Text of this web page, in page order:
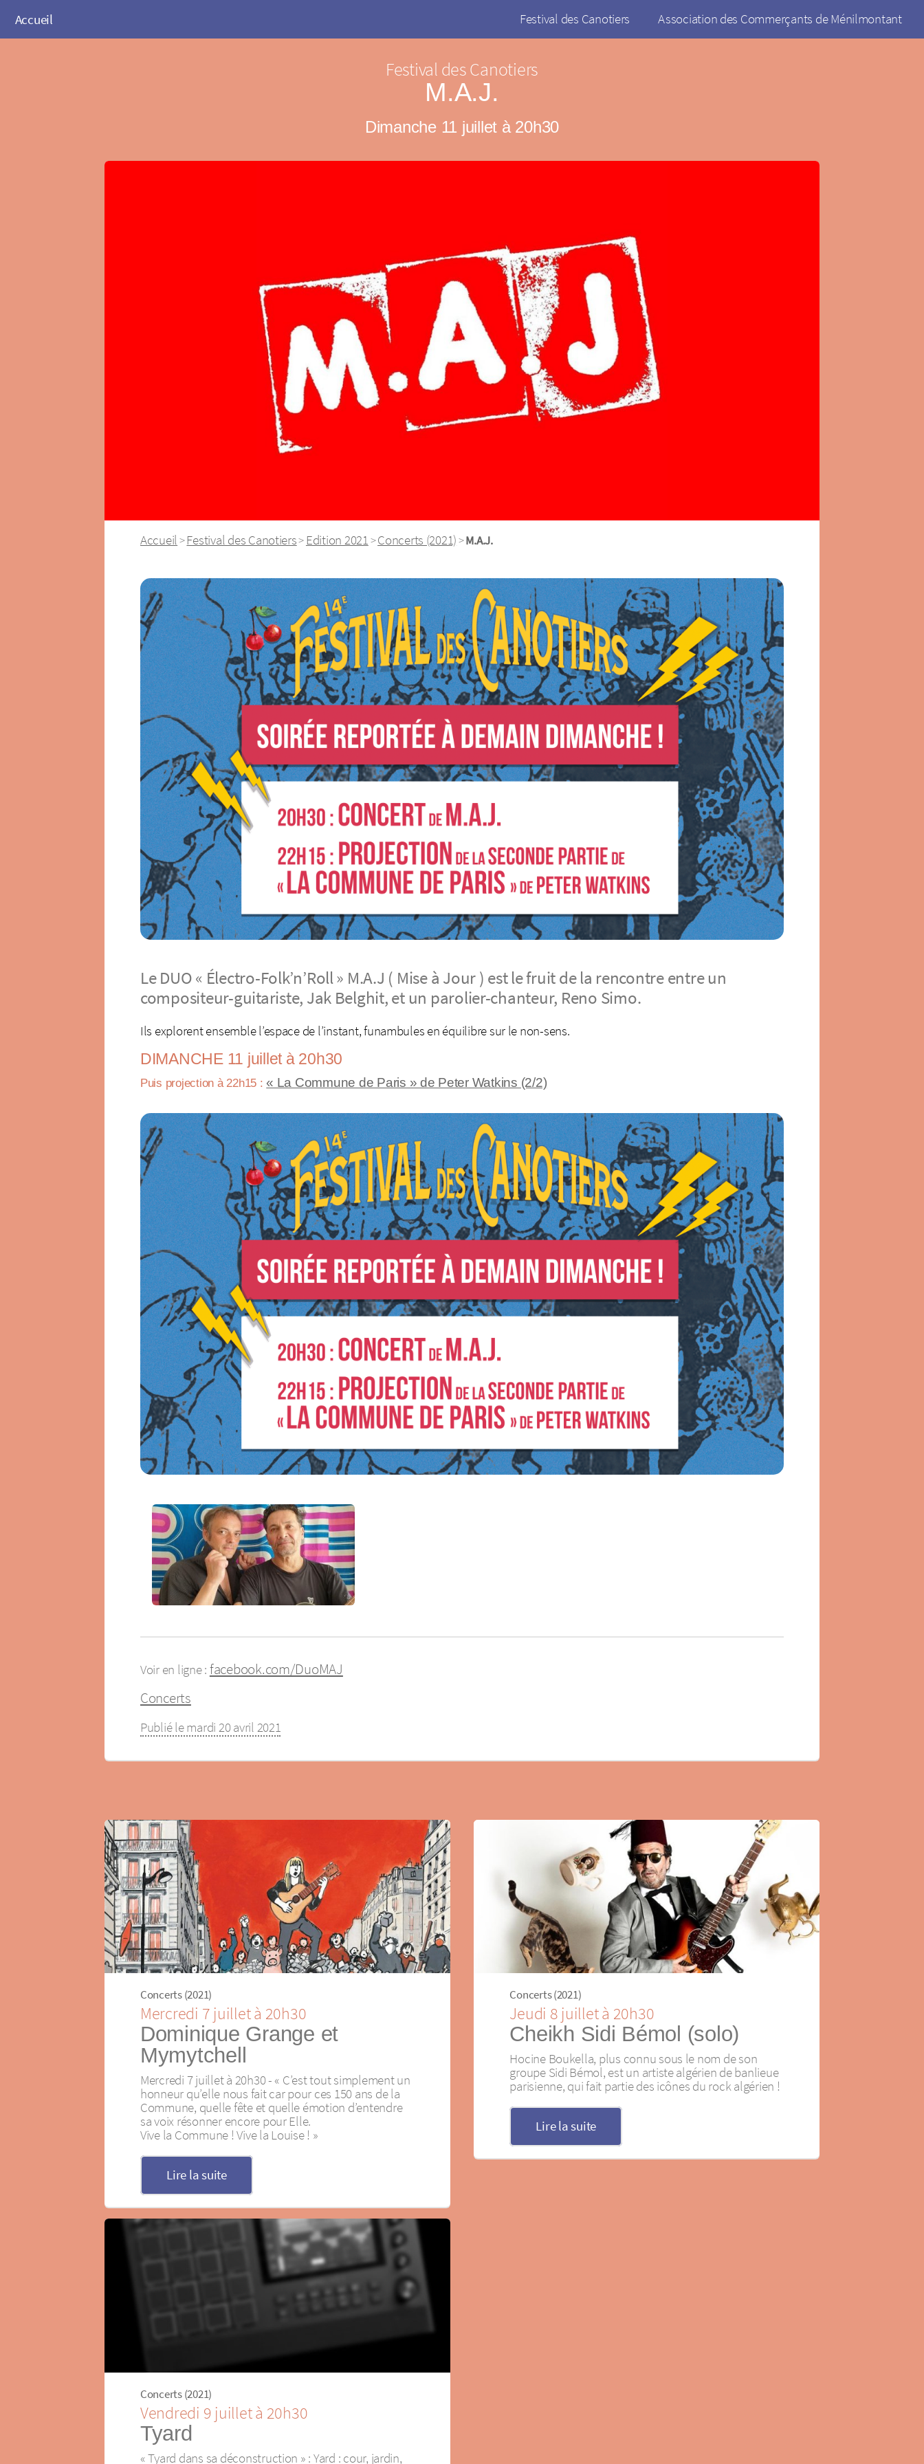
Accueil Festival des Canotiers Association des Commerçants de Ménilmontant
Festival des Canotiers
M.A.J.
Dimanche 11 juillet à 20h30
Accueil >Festival des Canotiers>Edition 2021 >Concerts (2021)>M.A.J.
Le DUO « Électro-Folk’n’Roll » M.A.J ( Mise à Jour ) est le fruit de la rencontre entre un
compositeur-guitariste, Jak Belghit, et un parolier-chanteur, Reno Simo.
Ils explorent ensemble l’espace de l’instant, funambules en équilibre sur le non-sens.
DIMANCHE 11 juillet à 20h30
Puis projection à 22h15 : « La Commune de Paris » de Peter Watkins (2/2)
Voir en ligne : facebook.com/DuoMAJ
Concerts
Publié le mardi 20 avril 2021
Concerts (2021)
Mercredi 7 juillet à 20h30
Dominique Grange et
Mymytchell
Mercredi 7 juillet à 20h30 - « C’est tout simplement un
honneur qu’elle nous fait car pour ces 150 ans de la
Commune, quelle fête et quelle émotion d’entendre
sa voix résonner encore pour Elle.
Vive la Commune ! Vive la Louise ! »
Lire la suite
Concerts (2021)
Jeudi 8 juillet à 20h30
Cheikh Sidi Bémol (solo)
Hocine Boukella, plus connu sous le nom de son
groupe Sidi Bémol, est un artiste algérien de banlieue
parisienne, qui fait partie des icônes du rock algérien !
Lire la suite
Concerts (2021)
Vendredi 9 juillet à 20h30
Tyard
« Tyard dans sa déconstruction » : Yard : cour, jardin,